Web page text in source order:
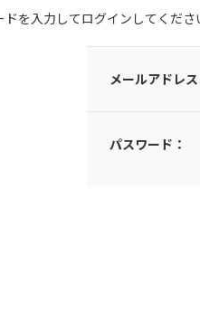
を入力してログインしてくださ
メールアドレス
パスワード：